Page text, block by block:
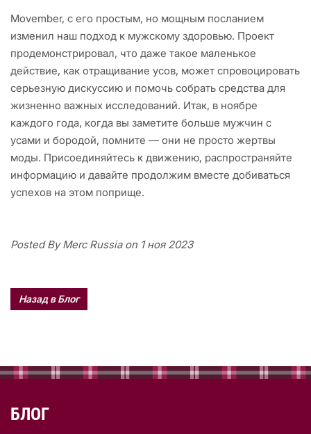
Movember, с его простым, но мощным посланием
изменил наш подход к мужскому здоровью. Проект
продемонстрировал, что даже такое маленькое
действие, как отращивание усов, может спровоцировать
серьезную дискуссию и помочь собрать средства для
жизненно важных исследований. Итак, в ноябре
каждого года, когда вы заметите больше мужчин с
усами и бородой, помните — они не просто жертвы
моды. Присоединяйтесь к движению, распространяйте
информацию и давайте продолжим вместе добиваться
успехов на этом поприще.
Posted By Merc Russia on 1 ноя 2023
Назад в Блог
БЛОГ